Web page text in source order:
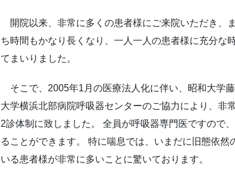
開院以来、非常に多くの患者様にご来院いただき、
ち時間もかなり長くなり、一人一人の患者様に充分な
てまいりました。
そこで、2005年1月の医療法人化に伴い、昭和大学
大学横浜北部病院呼吸器センターのご協力により、非
2診体制に致しました。 全員が呼吸器専門医ですので
ることができます。 特に喘息では、いまだに旧態依然
いる患者様が非常に多いことに驚いております。